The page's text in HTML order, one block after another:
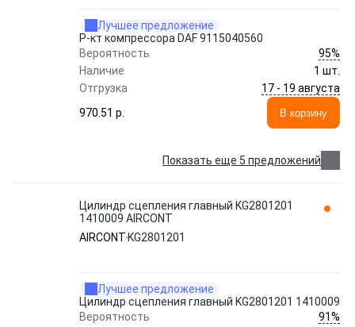
Лучшее предложение
Р-кт компрессора DAF 9115040560
Вероятность
95%
Наличие
1 шт.
Отгрузка
17 - 19 августа
970.51 p.
В корзину
Показать еще 5 предложений
Цилиндр сцепления главный KG2801201
1410009 AIRCONT
AIRCONT KG2801201
Лучшее предложение
Цилиндр сцепления главный KG2801201 1410009
Вероятность
91%